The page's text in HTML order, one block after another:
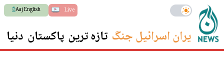
Live
Aaj English
ایران اسرائیل جنگ تازہ ترین پاکستان دنیا